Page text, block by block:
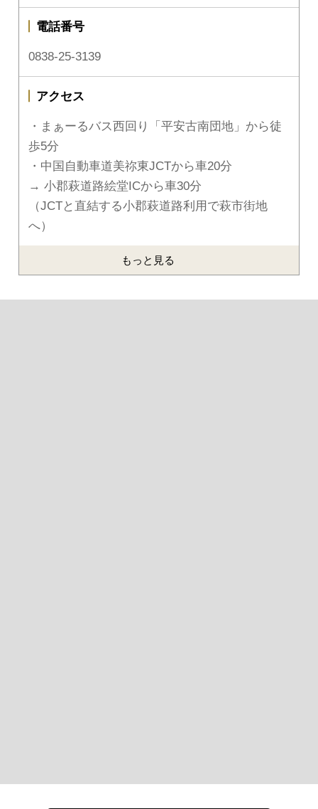
電話番号
0838-25-3139
アクセス
・まぁーるバス西回り「平安古南団地」から徒
歩5分
・中国自動車道美祢東JCTから車20分
→ 小郡萩道路絵堂ICから車30分
（JCTと直結する小郡萩道路利用で萩市街地
へ）
もっと見る